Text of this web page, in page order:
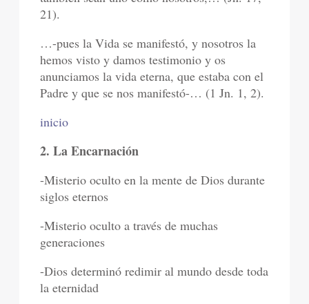
21).
…-pues la Vida se manifestó, y nosotros la
hemos visto y damos testimonio y os
anunciamos la vida eterna, que estaba con el
Padre y que se nos manifestó-… (1 Jn. 1, 2).
inicio
2. La Encarnación
-Misterio oculto en la mente de Dios durante
siglos eternos
-Misterio oculto a través de muchas
generaciones
-Dios determinó redimir al mundo desde toda
la eternidad